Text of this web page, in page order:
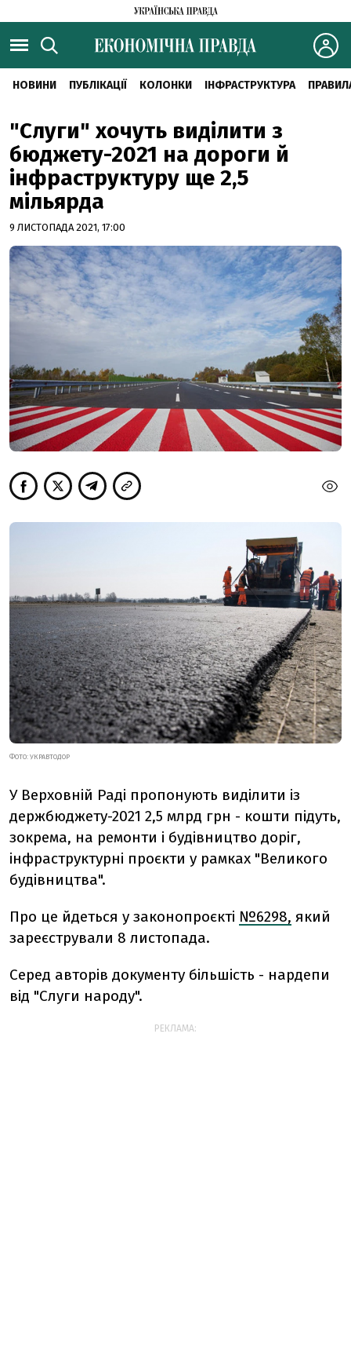
НОВИНИ ПУБЛІКАЦІЇ КОЛОНКИ ІНФРАСТРУКТУРА
"Слуги" хочуть виділити з
бюджету-2021 на дороги й
інфраструктуру ще 2,5
мільярда
9 ЛИСТОПАДА 2021, 17:00
ФОТО: УКРАВТОДОР
У Верховній Раді пропонують виділити із
держбюджету-2021 2,5 млрд грн - кошти підуть,
зокрема, на ремонти і будівництво доріг,
інфраструктурні проєкти у рамках "Великого
будівництва".
Про це йдеться у законопроєкті №6298, який
зареєстрували 8 листопада.
Серед авторів документу більшість - нардепи
від "Слуги народу".
РЕКЛАМА: